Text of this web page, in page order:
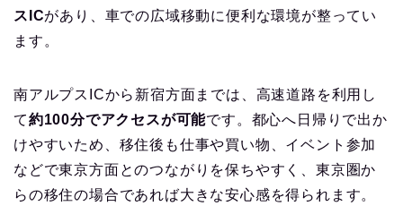
スICがあり、車での広域移動に便利な環境が整ってい
ます。
南アルプスICから新宿方面までは、高速道路を利用し
て約100分でアクセスが可能です。都心へ日帰りで出か
けやすいため、移住後も仕事や買い物、イベント参加
などで東京方面とのつながりを保ちやすく、東京圏か
らの移住の場合であれば大きな安心感を得られます。